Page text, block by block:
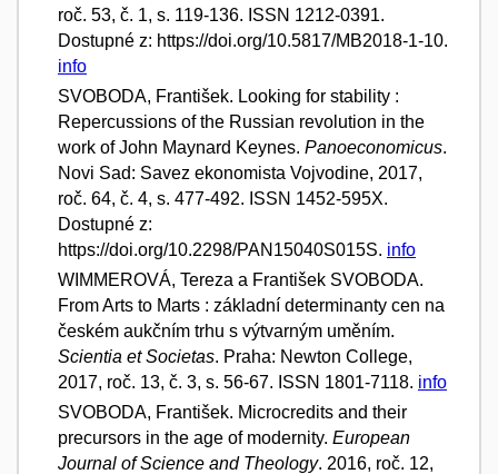
roč. 53, č. 1, s. 119-136. ISSN 1212-0391.
Dostupné z: https://doi.org/10.5817/MB2018-1-10.
info
SVOBODA, František. Looking for stability :
Repercussions of the Russian revolution in the
work of John Maynard Keynes. Panoeconomicus.
Novi Sad: Savez ekonomista Vojvodine, 2017,
roč. 64, č. 4, s. 477-492. ISSN 1452-595X.
Dostupné z:
https://doi.org/10.2298/PAN15040S015S. info
WIMMEROVÁ, Tereza a František SVOBODA.
From Arts to Marts : základní determinanty cen na
českém aukčním trhu s výtvarným uměním.
Scientia et Societas. Praha: Newton College,
2017, roč. 13, č. 3, s. 56-67. ISSN 1801-7118. info
SVOBODA, František. Microcredits and their
precursors in the age of modernity. European
Journal of Science and Theology. 2016, roč. 12,